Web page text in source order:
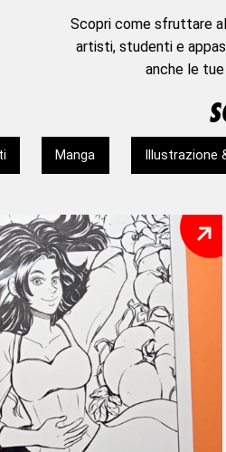
Scopri come sfruttare
artisti, studenti e
anche le
Manga Illustrazione